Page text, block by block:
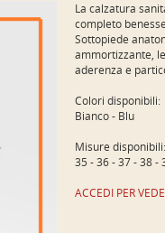
La calzatura
completo
Sottopiede
ammortizzante,
aderenza e
Colori disponibili:
Bianco - Blu
Misure disponibili:
35 - 36 - 37 - 38 -
ACCEDI PER